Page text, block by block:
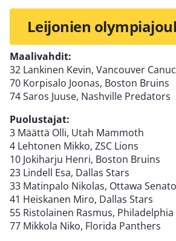
Leijonien
Maalivahdit:
32 Lankinen Kevin, Vancouver
70 Korpisalo Joonas, Boston Bruins
74 Saros Juuse, Nashville Predators
Puolustajat:
3 Määttä Olli, Utah Mammoth
4 Lehtonen Mikko, ZSC Lions
10 Jokiharju Henri, Boston Bruins
23 Lindell Esa, Dallas Stars
33 Matinpalo Nikolas, Ottawa
41 Heiskanen Miro, Dallas Stars
55 Ristolainen Rasmus, Philadelphia
77 Mikkola Niko, Florida Panthers